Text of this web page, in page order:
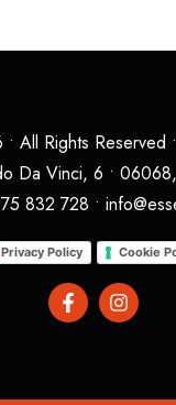
All Rights
Da Vinci, 6 •
832 728 •
Privacy Policy Cookie